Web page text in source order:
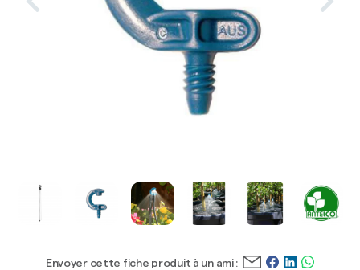
Envoyer cette fiche produit à un ami :